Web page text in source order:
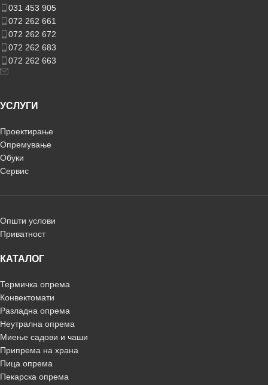
031 453 905
072 262 661
072 262 672
072 262 683
072 262 663
УСЛУГИ
Проектирање
Опремување
Обуки
Сервис
Општи услови
Приватност
КАТАЛОГ
Термичка опрема
Конвектомати
Разладна опрема
Неутрална опрема
Миење садови и чаши
Припрема на храна
Пица опрема
Пекарска опрема